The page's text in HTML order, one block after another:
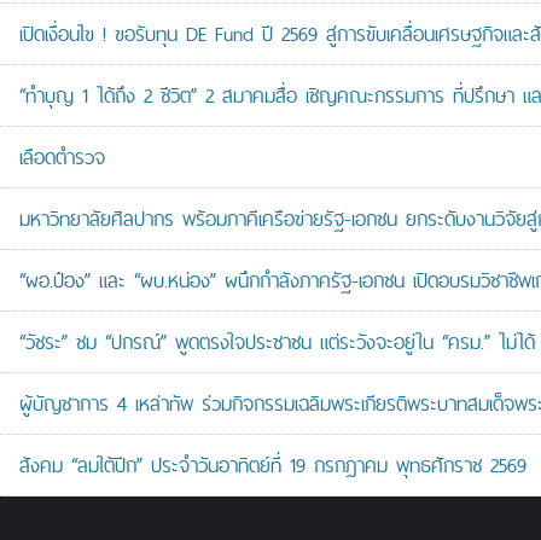
เปิดเงื่อนไข ! ขอรับทุน DE Fund ปี 2569 สู่การขับเคลื่อนเศรษฐกิจแล
“ทำบุญ 1 ได้ถึง 2 ชีวิต” 2 สมาคมสื่อ เชิญคณะกรรมการ ที่ปรึกษา แ
เลือดตำรวจ
มหาวิทยาลัยศิลปากร พร้อมภาคีเครือข่ายรัฐ-เอกชน ยกระดับงานวิจัยสู่
“ผอ.ป๋อง” และ “ผบ.หน่อง” ผนึกกำลังภาครัฐ-เอกชน เปิดอบรมวิชาชี
“วัชระ” ชม “ปกรณ์” พูดตรงใจประชาชน แต่ระวังจะอยู่ใน “ครม.” ไม่ได้
ผู้บัญชาการ 4 เหล่าทัพ ร่วมกิจกรรมเฉลิมพระเกียรติพระบาทสมเด็จพร
สังคม “ลมใต้ปีก” ประจำวันอาทิตย์ที่ 19 กรกฎาคม พุทธศักราช 2569